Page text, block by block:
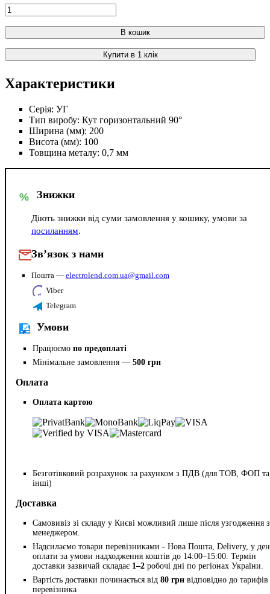
В кошик
Купити в 1 клік
Характеристики
Серія: УГ
Тип виробу: Кут горизонтальний 90°
Ширина (мм): 200
Висота (мм): 100
Товщина металу: 0,7 мм
% Знижки
Діють знижки від суми замовлення у кошику, умови за
посиланням.
Зв’язок з нами
Пошта — electrolend.com.ua@gmail.com
Viber
Telegram
Умови
Працюємо по предоплаті
Мінімальне замовлення — 500 грн
Оплата
Оплата картою
Безготівковий розрахунок за рахунком з ПДВ (для ТОВ, ФОП та
інші)
Доставка
Самовивіз зі складу у Києві можливий лише після узгодження з
менеджером.
Надсилаємо товари перевізниками - Нова Пошта, Delivery, у
оплати за умови надходження коштів до 14:00–15:00. Термін
доставки зазвичай складає 1–2 робочі дні по регіонах України.
Вартість доставки починається від 80 грн відповідно до тарифів
перевізника